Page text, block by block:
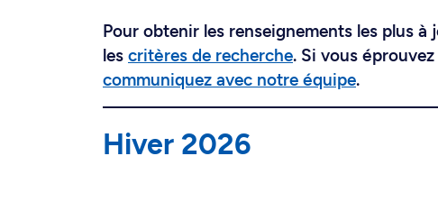
Pour obtenir les renseignements les plus
les critères de recherche. Si vous
communiquez avec notre équipe.
Hiver 2026